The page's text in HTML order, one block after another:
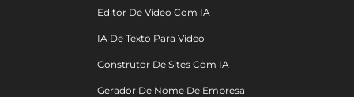
Editor De Vídeo Com IA
IA De Texto Para Vídeo
Construtor De Sites Com IA
Gerador De Nome De Empresa